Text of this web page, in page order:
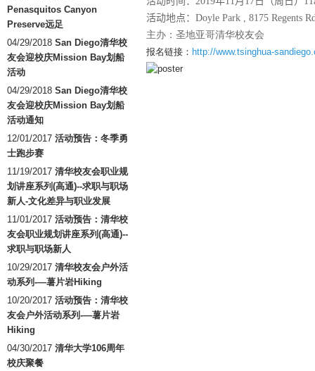
Penasquitos Canyon
Preserve远足
04/29/2018 San Diego清华校
友会迎校庆Mission Bay划船
活动
04/29/2018 San Diego清华校
友会迎校庆Mission Bay划船
活动通知
12/01/2017 活动预告：冬季勇
士跑步赛
11/19/2017 清华校友会职业规
划讲座系列(高通)--求职与职场
新人-文化差异与职业发展
11/01/2017 活动预告：清华校
友会职业规划讲座系列(高通)--
求职与职场新人
10/29/2017 清华校友会户外活
动系列-—薯片岩Hiking
10/20/2017 活动预告：清华校
友会户外活动系列-—薯片岩
Hiking
04/30/2017 清华大学106周年
校庆聚餐
活动地点：Doyle Park , 8175 Regents
主办：圣地亚哥清华校友会
报名链接： http://www.tsinghua-